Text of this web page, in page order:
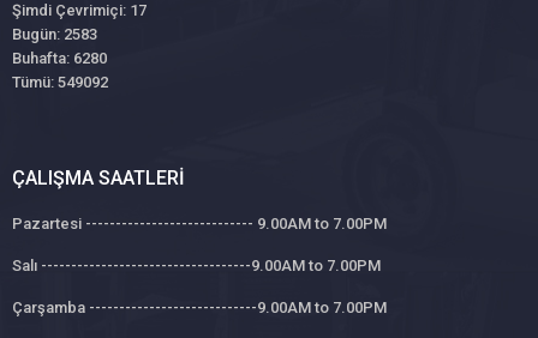
Şimdi Çevrimiçi: 17
Bugün: 2583
Buhafta: 6280
Tümü: 549092
ÇALIŞMA SAATLERI
Pazartesi ---------------------------- 9.00AM to 7.00PM
Salı -----------------------------------9.00AM to 7.00PM
Çarşamba ----------------------------9.00AM to 7.00PM